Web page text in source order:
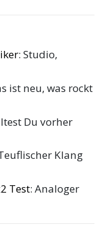
: Studio,
ist neu, was rockt
Du vorher
Klang
Test: Analoger